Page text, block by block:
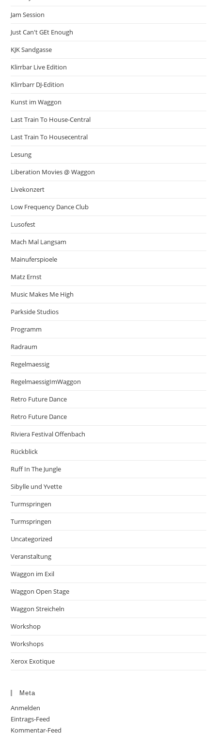
Jam Session
Just Can't GEt Enough
KJK Sandgasse
Klirrbar Live Edition
Klirrbarr DJ-Edition
Kunst im Waggon
Last Train To House-Central
Last Train To Housecentral
Lesung
Liberation Movies @ Waggon
Livekonzert
Low Frequency Dance Club
Lusofest
Mach Mal Langsam
Mainuferspioele
Matz Ernst
Music Makes Me High
Parkside Studios
Programm
Radraum
Regelmaessig
RegelmaessigImWaggon
Retro Future Dance
Retro Future Dance
Riviera Festival Offenbach
Rückblick
Ruff In The Jungle
Sibylle und Yvette
Turmspringen
Turmspringen
Uncategorized
Veranstaltung
Waggon im Exil
Waggon Open Stage
Waggon Streicheln
Workshop
Workshops
Xerox Exotique
Meta
Anmelden
Eintrags-Feed
Kommentar-Feed